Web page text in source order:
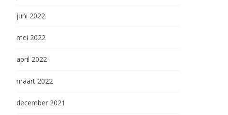
juni 2022
mei 2022
april 2022
maart 2022
december 2021